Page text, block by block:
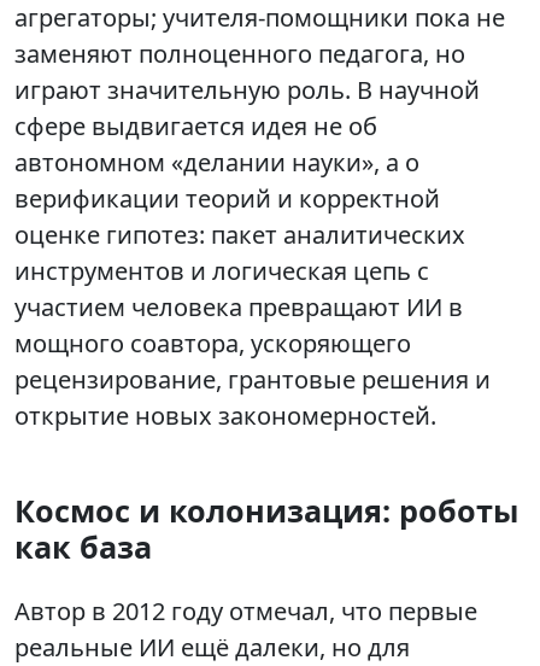
агрегаторы; учителя-помощники пока не
заменяют полноценного педагога, но
играют значительную роль. В научной
сфере выдвигается идея не об
автономном «делании науки», а о
верификации теорий и корректной
оценке гипотез: пакет аналитических
инструментов и логическая цепь с
участием человека превращают ИИ в
мощного соавтора, ускоряющего
рецензирование, грантовые решения и
открытие новых закономерностей.
Космос и колонизация: роботы
как база
Автор в 2012 году отмечал, что первые
реальные ИИ ещё далеки, но для